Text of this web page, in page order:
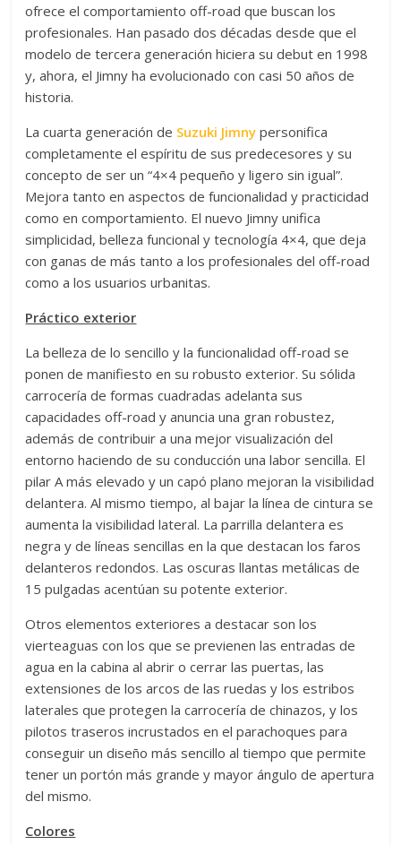
ofrece el comportamiento off-road que buscan los
profesionales. Han pasado dos décadas desde que el
modelo de tercera generación hiciera su debut en 1998
y, ahora, el Jimny ha evolucionado con casi 50 años de
historia.
La cuarta generación de Suzuki Jimny personifica
completamente el espíritu de sus predecesores y su
concepto de ser un “4×4 pequeño y ligero sin igual”.
Mejora tanto en aspectos de funcionalidad y practicidad
como en comportamiento. El nuevo Jimny unifica
simplicidad, belleza funcional y tecnología 4×4, que deja
con ganas de más tanto a los profesionales del off-road
como a los usuarios urbanitas.
Práctico exterior
La belleza de lo sencillo y la funcionalidad off-road se
ponen de manifiesto en su robusto exterior. Su sólida
carrocería de formas cuadradas adelanta sus
capacidades off-road y anuncia una gran robustez,
además de contribuir a una mejor visualización del
entorno haciendo de su conducción una labor sencilla. El
pilar A más elevado y un capó plano mejoran la visibilidad
delantera. Al mismo tiempo, al bajar la línea de cintura se
aumenta la visibilidad lateral. La parrilla delantera es
negra y de líneas sencillas en la que destacan los faros
delanteros redondos. Las oscuras llantas metálicas de
15 pulgadas acentúan su potente exterior.
Otros elementos exteriores a destacar son los
vierteaguas con los que se previenen las entradas de
agua en la cabina al abrir o cerrar las puertas, las
extensiones de los arcos de las ruedas y los estribos
laterales que protegen la carrocería de chinazos, y los
pilotos traseros incrustados en el parachoques para
conseguir un diseño más sencillo al tiempo que permite
tener un portón más grande y mayor ángulo de apertura
del mismo.
Colores